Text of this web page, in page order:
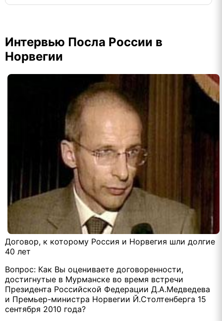
Интервью Посла России в
Норвегии
Договор, к которому Россия и Норвегия шли долгие
40 лет
Вопрос: Как Вы оцениваете договоренности,
достигнутые в Мурманске во время встречи
Президента Российской Федерации Д.А.Медведева
и Премьер-министра Норвегии Й.Столтенберга 15
сентября 2010 года?